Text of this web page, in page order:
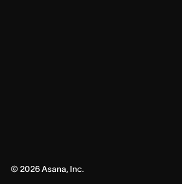
© 2026Asana, Inc.